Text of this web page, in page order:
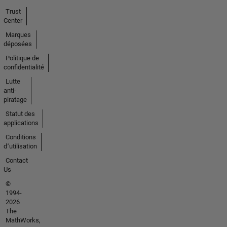
Trust
Center
Marques
déposées
Politique de
confidentialité
Lutte
anti-
piratage
Statut des
applications
Conditions
d՚utilisation
Contact
Us
©
1994-
2026
The
MathWorks,